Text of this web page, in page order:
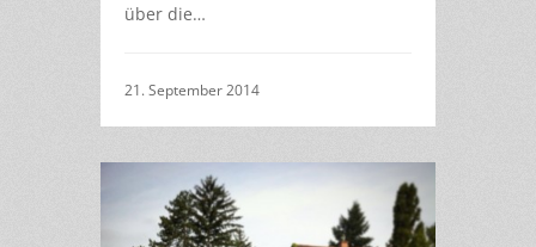
über die…
21. September 2014